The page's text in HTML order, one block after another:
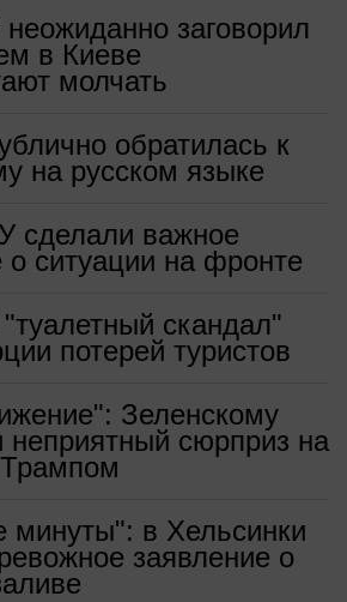
заговорил
в Киеве
молчать
обратилась к
на русском языке
сделали важное
о ситуации на фронте
скандал"
потерей туристов
Зеленскому
неприятный сюрприз на
минуты": в Хельсинки
заявление о